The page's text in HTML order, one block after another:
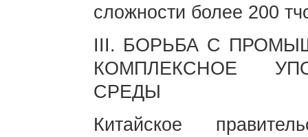
сложности более 200
III. БОРЬБА С
КОМПЛЕКСНОЕ
СРЕДЫ
Китайское